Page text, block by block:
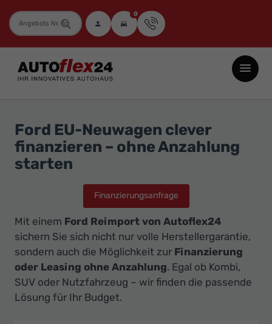
Fahrzeugnummer 0
Autoflex24
GmbH
Neuwagen
Jahreswagen
und
Gebrauchtwagen
Top-
Preisen
-
Ihr
Innovatives
Ford EU-Neuwagen clever
finanzieren – ohne Anzahlung
starten
Finanzierungsanfrage
Mit einem Ford Reimport von Autoflex24
sichern Sie sich nicht nur volle Herstellergarantie,
sondern auch die Möglichkeit zur Finanzierung
oder Leasing ohne Anzahlung. Egal ob Kombi,
SUV oder Nutzfahrzeug – wir finden die passende
Lösung für Ihr Budget.